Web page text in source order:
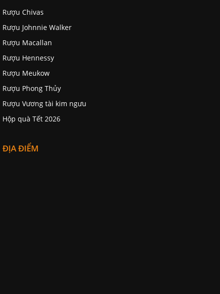
Rượu Chivas
Rượu Johnnie Walker
Rượu Macallan
Rượu Hennessy
Rượu Meukow
Rượu Phong Thủy
Rượu Vương tài kim ngưu
Hộp quà Tết 2026
ĐỊA ĐIỂM